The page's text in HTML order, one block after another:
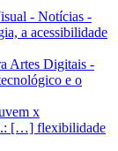
- Notícias -
a acessibilidade
Artes Digitais -
e o
x
[…] flexibilidade